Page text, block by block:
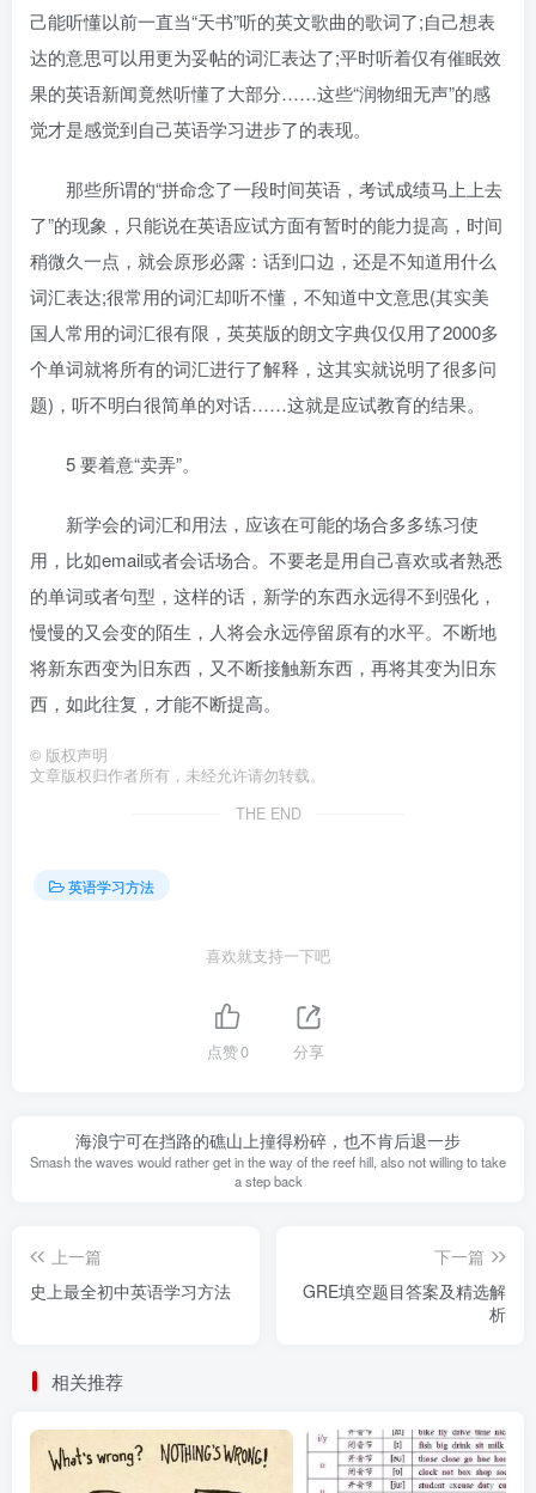
己能听懂以前一直当“天书”听的英文歌曲的歌词了;自己想表
达的意思可以用更为妥帖的词汇表达了;平时听着仅有催眠效
果的英语新闻竟然听懂了大部分……这些“润物细无声”的感
觉才是感觉到自己英语学习进步了的表现。
那些所谓的“拼命念了一段时间英语，考试成绩马上上去
了”的现象，只能说在英语应试方面有暂时的能力提高，时间
稍微久一点，就会原形必露：话到口边，还是不知道用什么
词汇表达;很常用的词汇却听不懂，不知道中文意思(其实美
国人常用的词汇很有限，英英版的朗文字典仅仅用了2000多
个单词就将所有的词汇进行了解释，这其实就说明了很多问
题)，听不明白很简单的对话……这就是应试教育的结果。
5 要着意“卖弄”。
新学会的词汇和用法，应该在可能的场合多多练习使
用，比如email或者会话场合。不要老是用自己喜欢或者熟悉
的单词或者句型，这样的话，新学的东西永远得不到强化，
慢慢的又会变的陌生，人将会永远停留原有的水平。不断地
将新东西变为旧东西，又不断接触新东西，再将其变为旧东
西，如此往复，才能不断提高。
© 版权声明
文章版权归作者所有，未经允许请勿转载。
THE END
英语学习方法
喜欢就支持一下吧
点赞0 分享
海浪宁可在挡路的礁山上撞得粉碎，也不肯后退一步
Smash the waves would rather get in the way of the reef hill, also not willing to take
a step back
上一篇
史上最全初中英语学习方法
下一篇
GRE填空题目答案及精选解
析
相关推荐